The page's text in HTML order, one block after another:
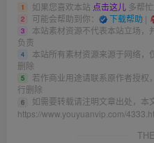
1 如果您喜欢本站 点击这儿 多帮忙
2 可能会帮助到你： 下载帮助 |
3
本站素材资源不代表本站立场，
负责
4
本站所有素材资源来源于网络，
删除
5 若作商业用途请联系原作者授权
行删除
6
如需要转载请注明文章出处，本
https://www.youyuanvip.com/